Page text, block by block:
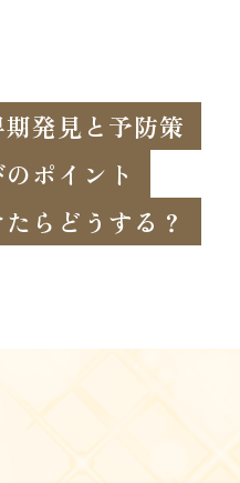
発見と予防策
ポイント
らどうする？